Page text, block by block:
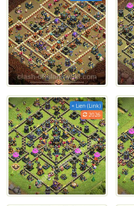
+ Lien (Link)
2026